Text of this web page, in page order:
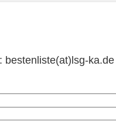
bestenliste(at)lsg-ka.de